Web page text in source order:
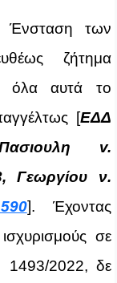
Ένσταση των
ζήτημα
όλα αυτά το
[ΕΔΔ
v.
Γεωργίου ν.
]. Έχοντας
σε
2022, δε